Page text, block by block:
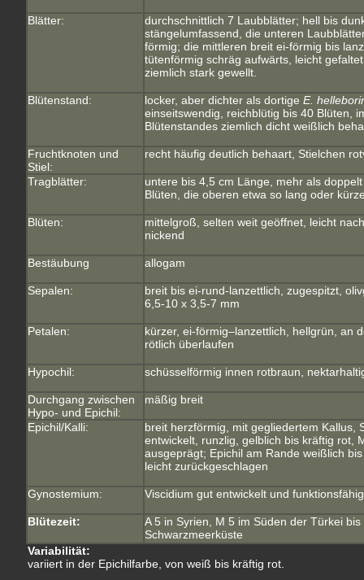
Blätter:
durchschnittlich 7 Laubblätter; hell bis
stängelumfassend, die unteren
förmig; die mittleren breit ei-förmig bis
tütenförmig schräg aufwärts, leicht
ziemlich stark gewellt.
Blütenstand: locker, aber dichter als dortige E.
einseitswendig, reichblütig bis 40 Blüten,
Blütenstandes ziemlich dicht weißlich
Fruchtknoten und
Stiel:
recht häufig deutlich behaart, Stielchen
Tragblätter:
untere bis 4,5 cm Länge, mehr als
Blüten, die oberen etwa so lang oder
Blüten:
mittelgroß, selten weit geöffnet, leicht
nickend
Bestäubung allogam
Sepalen:
breit bis ei-rund-lanzettlich, zugespitzt,
6,5-10 x 3,5-7 mm
Petalen:
kürzer, ei-förmig–lanzettlich, hellgrün, an
rötlich überlaufen
Hypochil: schüsselförmig innen rotbraun,
Durchgang zwischen
Hypo- und Epichil:
mäßig breit
Epichil/Kalli:
breit herzförmig, mit gegliedertem Kallus,
entwickelt, runzlig, gelblich bis kräftig rot,
ausgeprägt; Epichil am Rande weißlich
leicht zurückgeschlagen
Gynostemium: Viscidium gut entwickelt und funktionsfähig
Blütezeit:
A 5 in Syrien, M 5 im Süden der Türkei
Schwarzmeerküste
Variabilität:
variiert in der Epichilfarbe, von weiß bis kräftig rot.